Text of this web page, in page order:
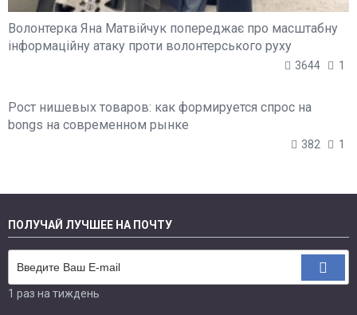
Волонтерка Яна Матвійчук попереджає про масштабну
інформаційну атаку проти волонтерського руху
3644 1
Рост нишевых товаров: как формируется спрос на
bongs на современном рынке
382 1
ПОЛУЧАЙ ЛУЧШЕЕ НА ПОЧТУ
1 раз на тиждень